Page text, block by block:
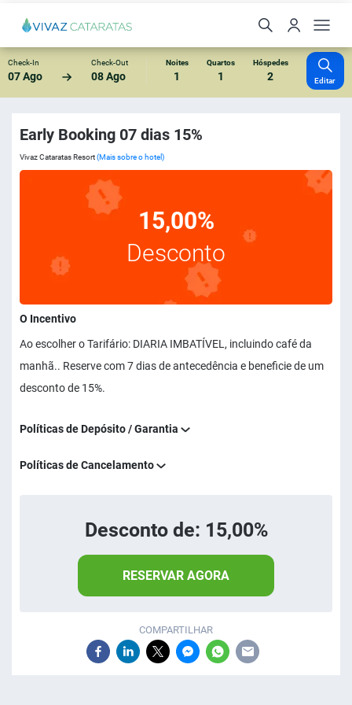
Check-In
07 Ago
Check-Out
08 Ago
Noites
1
Quartos
1
Hóspedes
2 Editar
Early Booking 07 dias 15%
Vivaz Cataratas Resort(Mais sobre o hotel)
15,00%
Desconto
O Incentivo
Ao escolher o Tarifário: DIARIA IMBATÍVEL, incluindo café da
manhã.. Reserve com 7 dias de antecedência e beneficie de um
desconto de 15%.
Políticas de Depósito / Garantia
Políticas de Cancelamento
Desconto de: 15,00%
RESERVAR AGORA
COMPARTILHAR